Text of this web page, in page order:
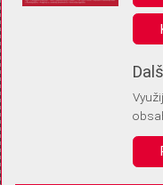
Anonymní unikátní ID
Díky němu příště poznáme,
Identifikátor je zcela
Vaše souhlasy a odmítnutí
vás už příště znovu neptali.